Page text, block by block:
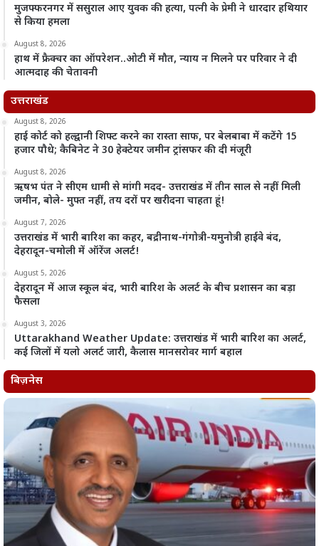
मुजफ्फरनगर में ससुराल आए युवक की हत्या, पत्नी के प्रेमी ने धारदार हथियार
से किया हमला
August 8, 2026
हाथ में फ्रैक्चर का ऑपरेशन..ओटी में मौत, न्याय न मिलने पर परिवार ने दी
आत्मदाह की चेतावनी
उत्तराखंड
August 8, 2026
हाई कोर्ट को हल्द्वानी शिफ्ट करने का रास्ता साफ, पर बेलबाबा में कटेंगे 15
हजार पौधे; कैबिनेट ने 30 हेक्टेयर जमीन ट्रांसफर की दी मंजूरी
August 8, 2026
ऋषभ पंत ने सीएम धामी से मांगी मदद- उत्तराखंड में तीन साल से नहीं मिली
जमीन, बोले- मुफ्त नहीं, तय दरों पर खरीदना चाहता हूं!
August 7, 2026
उत्तराखंड में भारी बारिश का कहर, बद्रीनाथ-गंगोत्री-यमुनोत्री हाईवे बंद,
देहरादून-चमोली में ऑरेंज अलर्ट!
August 5, 2026
देहरादून में आज स्कूल बंद, भारी बारिश के अलर्ट के बीच प्रशासन का बड़ा
फैसला
August 3, 2026
Uttarakhand Weather Update: उत्तराखंड में भारी बारिश का अलर्ट,
कई जिलों में यलो अलर्ट जारी, कैलास मानसरोवर मार्ग बहाल
बिज़नेस